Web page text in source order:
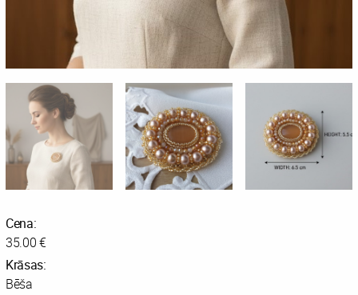
Cena:
35.00 €
Krāsas:
Bēša